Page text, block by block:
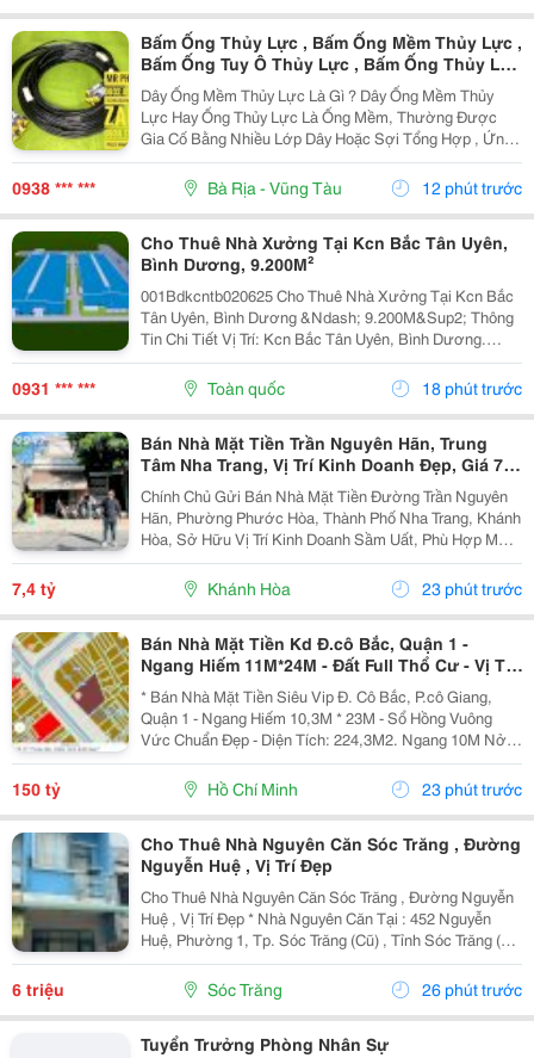
Bấm Ống Thủy Lực , Bấm Ống Mềm Thủy Lực ,
Bấm Ống Tuy Ô Thủy Lực , Bấm Ống Thủy Lực
Bọc Lưới , Bấm Ống Thủy Lực Koman , Bấm
Ống Thủy Lực Italy , Bấm Ống Thủy Lực 1Sn ,
Bấm Ống Thủy Lực 2Sn , Bấm Ống Thủy Lực
4Sn
Dây Ống Mềm Thủy Lực Là Gì ? Dây Ống Mềm Thủy
Lực Hay Ống Thủy Lực Là Ống Mềm, Thường Được
Gia Cố Bằng Nhiều Lớp Dây Hoặc Sợi Tổng Hợp , Ứng
Dụng Để Vận Chuyển Chất Lỏng Thủy Lực Trong Hệ
Thống Thủy Lực. Những Ống Này Rất Cần Thiết Để
Truyền Lực...
0938 *** *** Bà Rịa - Vũng Tàu 12 phút trước
Cho Thuê Nhà Xưởng Tại Kcn Bắc Tân Uyên,
Bình Dương, 9.200M²
001Bdkcntb020625 Cho Thuê Nhà Xưởng Tại Kcn Bắc
Tân Uyên, Bình Dương &Ndash; 9.200M&Sup2; Thông
Tin Chi Tiết Vị Trí: Kcn Bắc Tân Uyên, Bình Dương.
Tổng Diện Tích Khuôn Viên: 15.000M&Sup2; Diện Tích
Sử Dụng Tổng Diện Tích Xây Dựng: 9.200M&Sup2;...
0931 *** *** Toàn quốc 18 phút trước
Bán Nhà Mặt Tiền Trần Nguyên Hãn, Trung
Tâm Nha Trang, Vị Trí Kinh Doanh Đẹp, Giá 7,4
Tỷ
Chính Chủ Gửi Bán Nhà Mặt Tiền Đường Trần Nguyên
Hãn, Phường Phước Hòa, Thành Phố Nha Trang, Khánh
Hòa, Sở Hữu Vị Trí Kinh Doanh Sầm Uất, Phù Hợp Mở
Cửa Hàng, Văn Phòng, Showroom Hoặc Đầu Tư Cho
Thuê Lâu Dài. Thông Tin Chi Tiết. - Địa Chỉ: Số...
7,4 tỷ Khánh Hòa 23 phút trước
Bán Nhà Mặt Tiền Kd Đ.cô Bắc, Quận 1 -
Ngang Hiếm 11M*24M - Đất Full Thổ Cư - Vị Trí
Phù Hợp Xây Cao Ốc Văn Phòng, Khách Sạn,
Kinh Doanh
* Bán Nhà Mặt Tiền Siêu Vip Đ. Cô Bắc, P.cô Giang,
Quận 1 - Ngang Hiếm 10,3M * 23M - Sổ Hồng Vuông
Vức Chuẩn Đẹp - Diện Tích: 224,3M2. Ngang 10M Nở
Hậu 10,3M * 23,7M. Đất Nở Hậu Phong Thuỷ Tốt Cho
Gia Chủ Trong Kinh Doanh. - Hiện Trạng: C4. - Phù...
150 tỷ Hồ Chí Minh 23 phút trước
Cho Thuê Nhà Nguyên Căn Sóc Trăng , Đường
Nguyễn Huệ , Vị Trí Đẹp
Cho Thuê Nhà Nguyên Căn Sóc Trăng , Đường Nguyễn
Huệ , Vị Trí Đẹp * Nhà Nguyên Căn Tại : 452 Nguyễn
Huệ, Phường 1, Tp. Sóc Trăng (Cũ) , Tỉnh Sóc Trăng (
Phường Sóc Trăng, Tp. Cần Thơ (Mới) * Giá Thuê: 6
Triệu/Tháng ( Cọc 2 Tháng, Đóng 1 Tháng ) *...
6 triệu Sóc Trăng 26 phút trước
Tuyển Trưởng Phòng Nhân Sự